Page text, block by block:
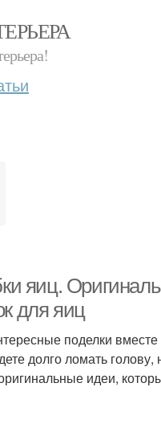
яиц.
для яиц
поделки
долго ломать
идеи,